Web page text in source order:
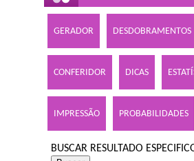
GERADOR DESDOBRAMENTOS
CONFERIDOR DICAS
IMPRESSÃO PROBABILIDADES
BUSCAR RESULTADO